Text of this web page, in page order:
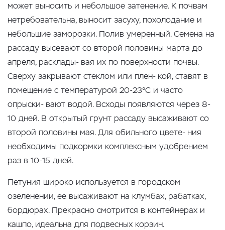
может выносить и небольшое затенение. К почвам
нетребовательна, выносит засуху, похолодание и
небольшие заморозки. Полив умеренный. Семена на
рассаду высевают со второй половины марта до
апреля, расклады- вая их по поверхности почвы.
Сверху закрывают стеклом или плен- кой, ставят в
помещение с температурой 20-23°С и часто
опрыски- вают водой. Всходы появляются через 8-
10 дней. В открытый грунт рассаду высаживают со
второй половины мая. Для обильного цвете- ния
необходимы подкормки комплексным удобрением
раз в 10-15 дней.
Петуния широко используется в городском
озеленении, ее высаживают на клумбах, рабатках,
бордюрах. Прекрасно смотрится в контейнерах и
кашпо, идеальна для подвесных корзин.